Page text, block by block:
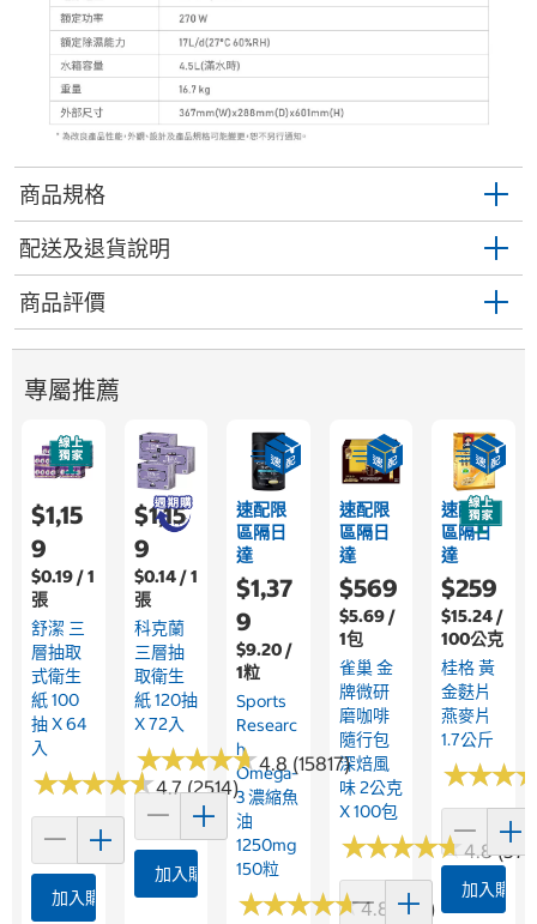
商品規格
配送及退貨說明
商品評價
專屬推薦
$1,15
9
$0.19 / 1
張
舒潔 三
層抽取
式衛生
紙 100
抽 X 64
入
★★★★★
★★★★★4.7 (2514)
加入購物車
$1,15
9
$0.14 / 1
張
科克蘭
三層抽
取衛生
紙 120抽
X 72入
★★★★★
★★★★★4.8 (15817)
加入購物車
速配限
區隔日
達
$1,37
9
$9.20 /
1粒
Sports
Researc
H
Omega-
3 濃縮魚
油
1250mg
150粒
★★★★★
★★★★★4.8 (361)
速配限
區隔日
達
$569
$5.69 /
1包
雀巢 金
牌微研
磨咖啡
隨行包
深焙風
味 2公克
X 100包
★★★★★
★★★★★4.8
速配限
區隔日
達
$259
$15.24 /
100公克
桂格 黃
金麩片
燕麥片
1.7公斤
★★★
★★★
加入購物